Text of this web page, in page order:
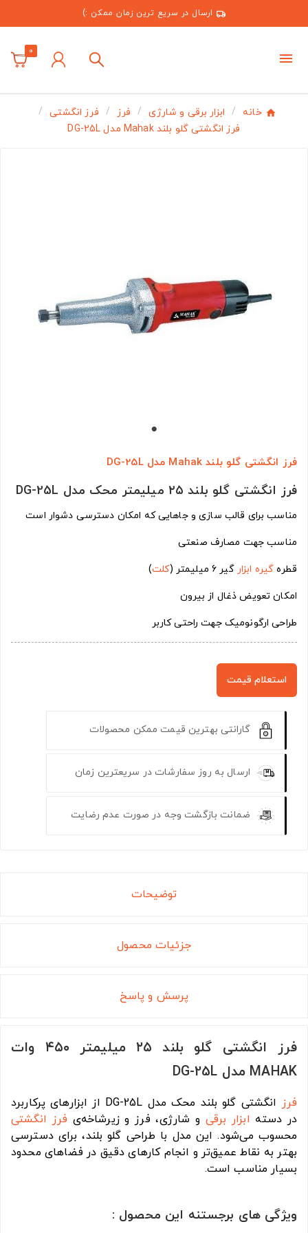
ارسال در سریع ترین زمان ممکن :)
0
خانه ابزار برقی و شارژی فرز
فرز انگشتی
فرز انگشتی گلو بلند Mahak مدل DG-25L
فرز انگشتی گلو بلند Mahak مدل DG-25L
فرز انگشتی گلو بلند ۲۵ میلیمتر محک مدل DG-25L
مناسب برای قالب سازی و جاهایی که امکان دسترسی دشوار است
مناسب جهت مصارف صنعتی
قطره گیره ابزار گیر 6 میلیمتر ( کلت)
امکان تعویض ذغال از بیرون
طراحی ارگونومیک جهت راحتی کاربر
استعلام قیمت
گارانتی بهترین قیمت ممکن محصولات
ارسال به روز سفارشات در سریعترین زمان
ضمانت بازگشت وجه در صورت عدم رضایت
توضیحات
جزئیات محصول
پرسش و پاسخ
فرز انگشتی گلو بلند ۲۵ میلیمتر ۴۵۰ وات
MAHAK مدل DG-25L
فرز
انگشتی گلو بلند محک مدل DG-25L از ابزارهای پرکاربرد
در دسته ابزار برقی و شارژی، فرز و زیرشاخه‌ی فرز انگشتی
محسوب می‌شود. این مدل با طراحی گلو بلند، برای دسترسی
بهتر به نقاط عمیق‌تر و انجام کارهای دقیق در فضاهای محدود
بسیار مناسب است.
ویژگی های برجستنه این محصول :